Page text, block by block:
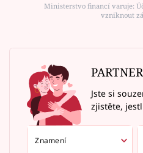
Ministerstvo financí varuje:
vzniknout
Jste si
zjistěte,